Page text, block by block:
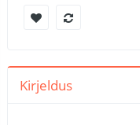
Kirjeldus